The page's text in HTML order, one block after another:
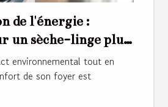
de l'énergie :
un sèche-linge plus
environnemental tout en
de son foyer est